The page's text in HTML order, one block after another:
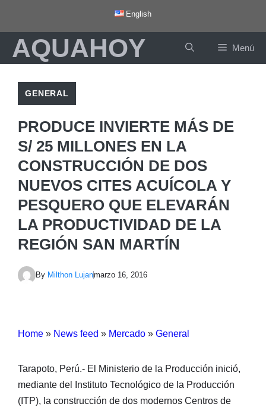
contenido
English
AQUAHOY Menú
GENERAL
PRODUCE INVIERTE MÁS DE
S/ 25 MILLONES EN LA
CONSTRUCCIÓN DE DOS
NUEVOS CITES ACUÍCOLA Y
PESQUERO QUE ELEVARÁN
LA PRODUCTIVIDAD DE LA
REGIÓN SAN MARTÍN
By Milthon Lujanmarzo 16, 2016
Home » News feed » Mercado » General
Tarapoto, Perú.- El Ministerio de la Producción inició,
mediante del Instituto Tecnológico de la Producción
(ITP), la construcción de dos modernos Centros de